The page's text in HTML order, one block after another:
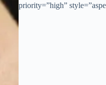
priority=”high”